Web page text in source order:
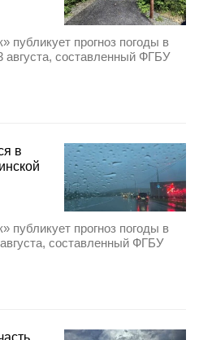
публикует прогноз погоды в
августа, составленный ФГБУ
в
публикует прогноз погоды в
составленный ФГБУ